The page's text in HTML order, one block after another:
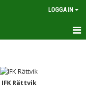
LOGGA IN
IFK Rättvik